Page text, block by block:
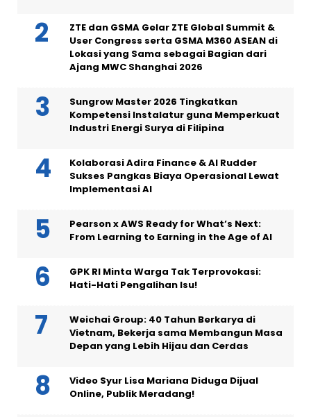
ZTE dan GSMA Gelar ZTE Global Summit &
User Congress serta GSMA M360 ASEAN di
Lokasi yang Sama sebagai Bagian dari
Ajang MWC Shanghai 2026
Sungrow Master 2026 Tingkatkan
Kompetensi Instalatur guna Memperkuat
Industri Energi Surya di Filipina
Kolaborasi Adira Finance & AI Rudder
Sukses Pangkas Biaya Operasional Lewat
Implementasi AI
Pearson x AWS Ready for What’s Next:
From Learning to Earning in the Age of AI
GPK RI Minta Warga Tak Terprovokasi:
Hati-Hati Pengalihan Isu!
Weichai Group: 40 Tahun Berkarya di
Vietnam, Bekerja sama Membangun Masa
Depan yang Lebih Hijau dan Cerdas
Video Syur Lisa Mariana Diduga Dijual
Online, Publik Meradang!